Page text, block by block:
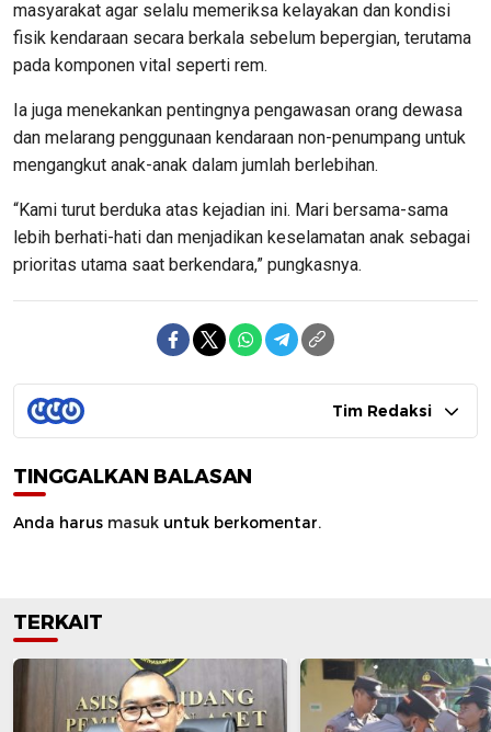
masyarakat agar selalu memeriksa kelayakan dan kondisi
fisik kendaraan secara berkala sebelum bepergian, terutama
pada komponen vital seperti rem.
Ia juga menekankan pentingnya pengawasan orang dewasa
dan melarang penggunaan kendaraan non-penumpang untuk
mengangkut anak-anak dalam jumlah berlebihan.
“Kami turut berduka atas kejadian ini. Mari bersama-sama
lebih berhati-hati dan menjadikan keselamatan anak sebagai
prioritas utama saat berkendara,” pungkasnya.
Tim Redaksi
TINGGALKAN BALASAN
Anda harus masuk untuk berkomentar.
TERKAIT